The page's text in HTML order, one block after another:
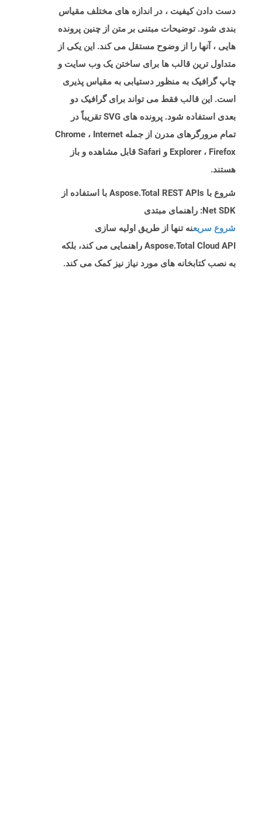
دست دادن کیفیت ، در اندازه های مختلف مقیاس
بندی شود. توضیحات مبتنی بر متن از چنین پرونده
هایی ، آنها را از وضوح مستقل می کند. این یکی از
متداول ترین قالب ها برای ساختن یک وب سایت و
چاپ گرافیک به منظور دستیابی به مقیاس پذیری
است. این قالب فقط می تواند برای گرافیک دو
بعدی استفاده شود. پرونده های SVG تقریباً در
تمام مرورگرهای مدرن از جمله Chrome ، Internet
Explorer ، Firefox و Safari قابل مشاهده و باز
هستند.
شروع با Aspose.Total REST APIs با استفاده از
Net SDK: راهنمای مبتدی
شروع سریعنه تنها از طریق اولیه سازی
Aspose.Total Cloud API راهنمایی می کند، بلکه
به نصب کتابخانه های مورد نیاز نیز کمک می کند.